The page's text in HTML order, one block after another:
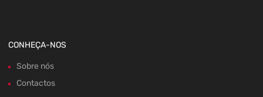
CONHEÇA-NOS
Sobre nós
Contactos